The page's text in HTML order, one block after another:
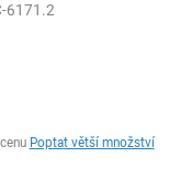
6171.2
Poptat větší množství